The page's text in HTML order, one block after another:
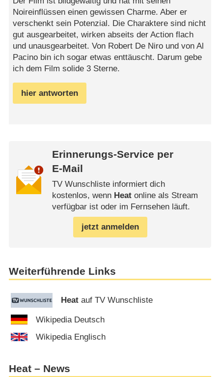
Noireinflüssen einen gewissen Charme. Aber er
verschenkt sein Potenzial. Die Charaktere sind nicht
gut ausgearbeitet, wirken abseits der Action flach
und unausgearbeitet. Von Robert De Niro und von Al
Pacino bin ich sogar etwas enttäuscht. Darum gebe
ich dem Film solide 3 Sterne.
hier antworten
Erinnerungs-Service per
E-Mail
TV Wunschliste informiert dich
kostenlos, wenn Heatonline als Stream
verfügbar ist oder im Fernsehen läuft.
jetzt anmelden
Weiterführende Links
Heat auf TV Wunschliste
Wikipedia Deutsch
Wikipedia Englisch
Heat – News